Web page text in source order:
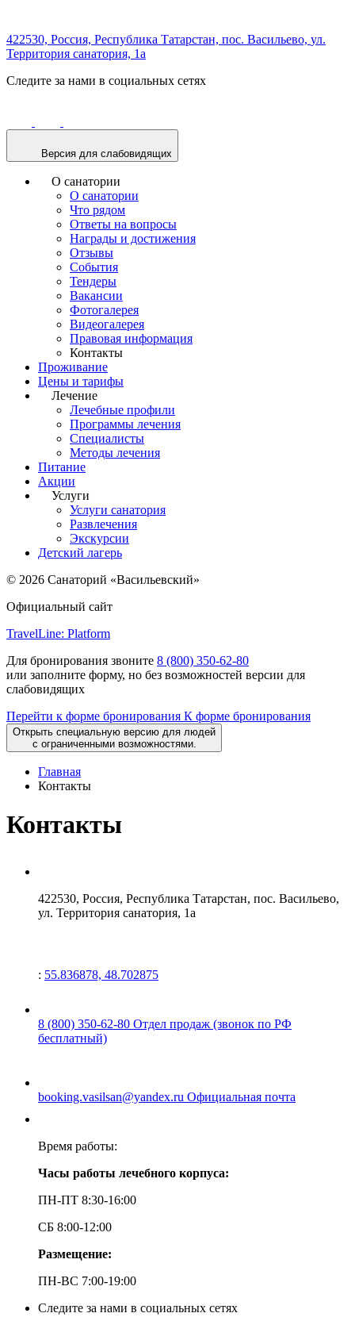
422530, Россия, Республика Татарстан, пос. Васильево, ул.
Территория санатория, 1а
Следите за нами в социальных сетях
Версия для слабовидящих
О санатории
О санатории
Что рядом
Ответы на вопросы
Награды и достижения
Отзывы
События
Тендеры
Вакансии
Фотогалерея
Видеогалерея
Правовая информация
Контакты
Проживание
Цены и тарифы
Лечение
Лечебные профили
Программы лечения
Специалисты
Методы лечения
Питание
Акции
Услуги
Услуги санатория
Развлечения
Экскурсии
Детский лагерь
© 2026 Санаторий «Васильевский»
Официальный сайт
TravelLine: Platform
Для бронирования звоните 8 (800) 350-62-80
или заполните форму, но без возможностей версии для
слабовидящих
Перейти к форме бронирования К форме бронирования
Открыть специальную версию для людей
с ограниченными возможностями.
Главная
Контакты
Контакты
422530, Россия, Республика Татарстан, пос. Васильево,
ул. Территория санатория, 1а
: 55.836878, 48.702875
8 (800) 350-62-80 Отдел продаж (звонок по РФ
бесплатный)
booking.vasilsan@yandex.ru Официальная почта
Время работы:
Часы работы лечебного корпуса:
ПН-ПТ 8:30-16:00
СБ 8:00-12:00
Размещение:
ПН-ВС 7:00-19:00
Следите за нами в социальных сетях